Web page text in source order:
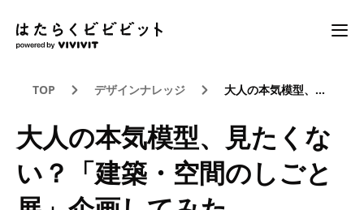
TOP デザインナレッジ 大人の本気模型、見たくない？「建築・空間のしごと展」企画してみた。
大人の本気模型、見たくな
い？「建築・空間のしごと